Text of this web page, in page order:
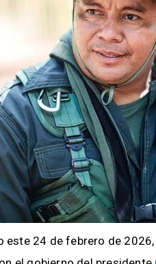
este 24 de febrero de